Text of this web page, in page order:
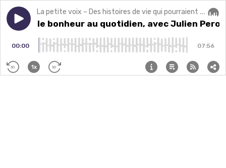
Play episodeCultiver le bonheur au quotidien, avec Julien Peron
La petite voix – Des histoires de vie qui pourraient changer la vôtre.
le bonheur au quotidien, avec Julien Peron
00:00 07:56
30 1x 30